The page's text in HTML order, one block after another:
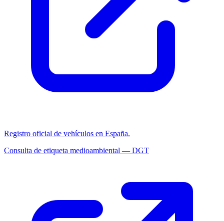
Registro oficial de vehículos en España.
Consulta de etiqueta medioambiental — DGT